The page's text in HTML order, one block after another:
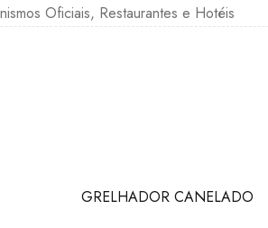
Oficiais, Restaurantes e Hotéis
GRELHADOR CANELADO